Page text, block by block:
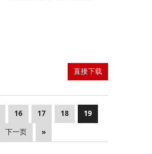
直接下载
16 17 18
19
下一页 »